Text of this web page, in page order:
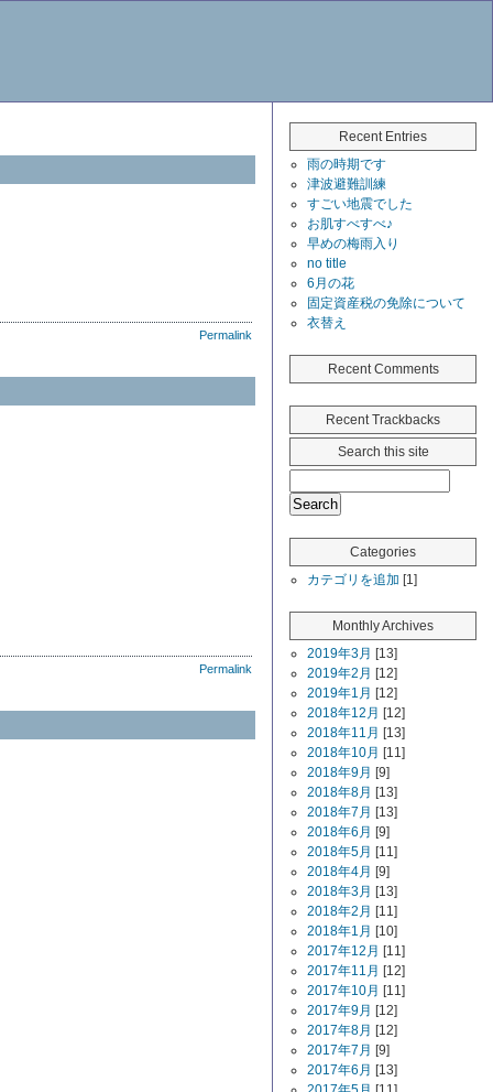
Permalink
Permalink
Recent Entries
雨の時期です
津波避難訓練
すごい地震でした
お肌すべすべ♪
早めの梅雨入り
no title
6月の花
固定資産税の免除について
衣替え
Recent Comments
Recent Trackbacks
Search this site
Categories
カテゴリを追加 [1]
Monthly Archives
2019年3月 [13]
2019年2月 [12]
2019年1月 [12]
2018年12月 [12]
2018年11月 [13]
2018年10月 [11]
2018年9月 [9]
2018年8月 [13]
2018年7月 [13]
2018年6月 [9]
2018年5月 [11]
2018年4月 [9]
2018年3月 [13]
2018年2月 [11]
2018年1月 [10]
2017年12月 [11]
2017年11月 [12]
2017年10月 [11]
2017年9月 [12]
2017年8月 [12]
2017年7月 [9]
2017年6月 [13]